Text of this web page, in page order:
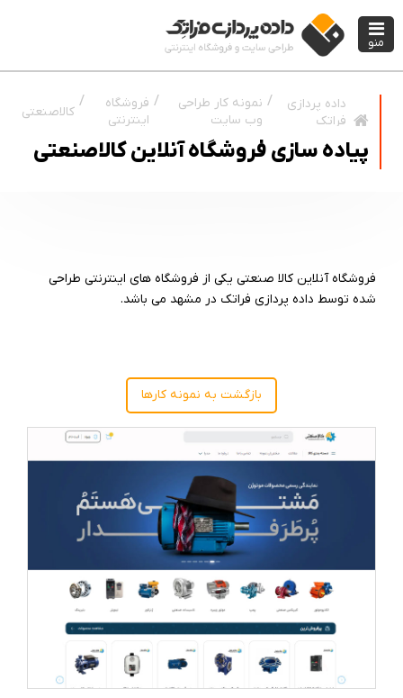
داده پردازی
فراتک
نمونه کار طراحی
وب سایت
فروشگاه
اینترنتی
کالاصنعتی
پیاده سازی فروشگاه آنلاین کالاصنعتی
فروشگاه آنلاین کالا صنعتی یکی از فروشگاه های اینترنتی طراحی
شده توسط داده پردازی فراتک در مشهد می باشد.
بازگشت به نمونه کارها
منو